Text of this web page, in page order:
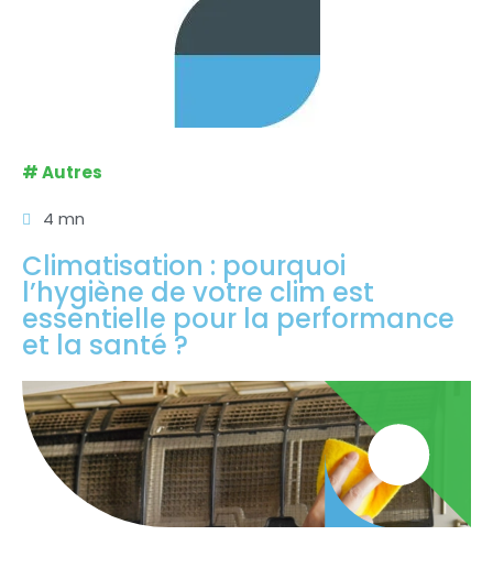
#Autres
4 mn
Climatisation : pourquoi
l’hygiène de votre clim est
essentielle pour la performance
et la santé ?